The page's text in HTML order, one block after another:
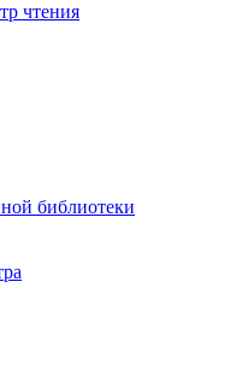
чтения
библиотеки